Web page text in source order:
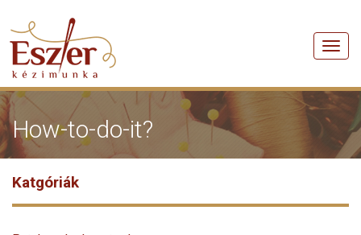
Menü
How-to-do-it?
Katgóriák